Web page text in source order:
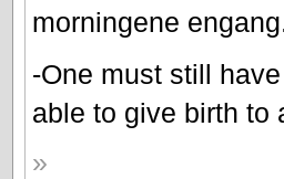
morningene
-One must still
able to give birth to
»